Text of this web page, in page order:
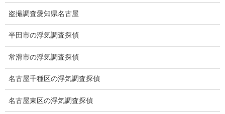
ブログ
盗撮調査愛知県名古屋
半田市の浮気調査探偵
常滑市の浮気調査探偵
名古屋千種区の浮気調査探偵
名古屋東区の浮気調査探偵